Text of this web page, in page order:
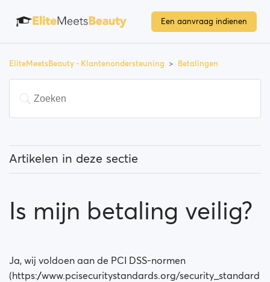
Een aanvraag indienen
EliteMeetsBeauty - Klantenondersteuning Betalingen
Artikelen in deze sectie
Hoe kan ik mijn lidmaatschap upgraden?
Is mijn betaling veilig?
Is mijn betaling veilig?
Ja, wij voldoen aan de PCI DSS-normen
(https://www.pcisecuritystandards.org/security_standard